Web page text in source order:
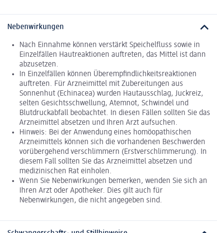
Nebenwirkungen
Nach Einnahme können verstärkt Speichelfluss sowie in
Einzelfällen Hautreaktionen auftreten, das Mittel ist dann
abzusetzen.
In Einzelfällen können Überempfindlichkeitsreaktionen
auftreten. Für Arzneimittel mit Zubereitungen aus
Sonnenhut (Echinacea) wurden Hautausschlag, Juckreiz,
selten Gesichtsschwellung, Atemnot, Schwindel und
Blutdruckabfall beobachtet. In diesen Fällen sollten Sie das
Arzneimittel absetzen und Ihren Arzt aufsuchen.
Hinweis: Bei der Anwendung eines homöopathischen
Arzneimittels können sich die vorhandenen Beschwerden
vorübergehend verschlimmern (Erstverschlimmerung). In
diesem Fall sollten Sie das Arzneimittel absetzen und
medizinischen Rat einholen.
Wenn Sie Nebenwirkungen bemerken, wenden Sie sich an
Ihren Arzt oder Apotheker. Dies gilt auch für
Nebenwirkungen, die nicht angegeben sind.